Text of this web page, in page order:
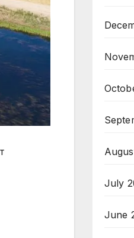
July
June